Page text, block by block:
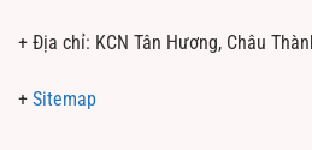
+ Địa chỉ: KCN Tân Hương, Châu
+ Sitemap